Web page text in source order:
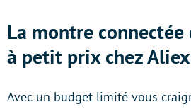
La montre
à petit prix chez
Avec un budget limité vous